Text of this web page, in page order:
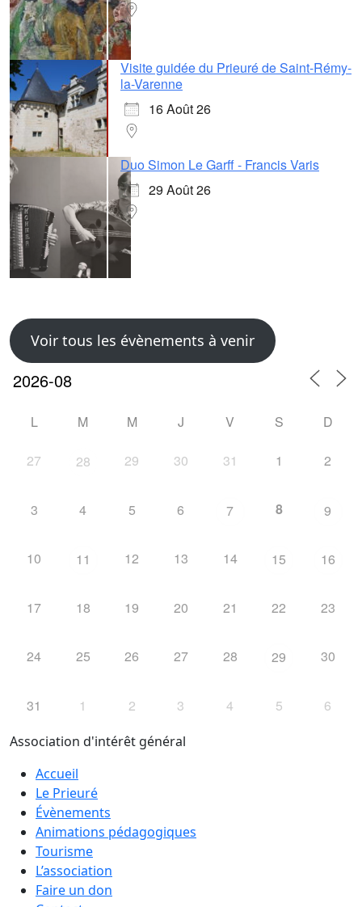
Visite guidée du Prieuré de Saint-Rémy-
la-Varenne
16 Août 26
Duo Simon Le Garff - Francis Varis
29 Août 26
Voir tous les évènements à venir
L M M J V S D
27 28 29 30 31 1 2
3 4 5 6 7 8 9
10 11 12 13 14 15 16
17 18 19 20 21 22 23
24 25 26 27 28 29 30
31 1 2 3 4 5 6
Association d'intérêt général
Accueil
Le Prieuré
Évènements
Animations pédagogiques
Tourisme
L’association
Faire un don